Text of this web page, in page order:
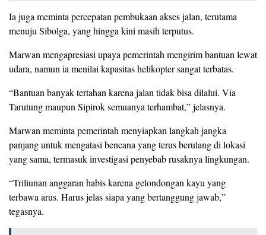
Ia juga meminta percepatan pembukaan akses jalan, terutama
menuju Sibolga, yang hingga kini masih terputus.
Marwan mengapresiasi upaya pemerintah mengirim bantuan lewat
udara, namun ia menilai kapasitas helikopter sangat terbatas.
“Bantuan banyak tertahan karena jalan tidak bisa dilalui. Via
Tarutung maupun Sipirok semuanya terhambat,” jelasnya.
Marwan meminta pemerintah menyiapkan langkah jangka
panjang untuk mengatasi bencana yang terus berulang di lokasi
yang sama, termasuk investigasi penyebab rusaknya lingkungan.
“Triliunan anggaran habis karena gelondongan kayu yang
terbawa arus. Harus jelas siapa yang bertanggung jawab,”
tegasnya.